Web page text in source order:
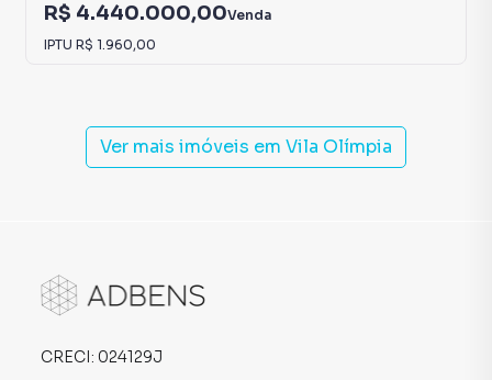
R$ 4.440.000,00Venda
IPTU R$ 1.960,00
Ver mais imóveis em Vila Olímpia
CRECI: 024129J